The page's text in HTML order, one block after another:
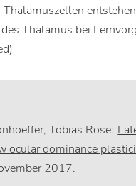
Thalamus bei
Tobias Rose:
ocular dominance
2017.